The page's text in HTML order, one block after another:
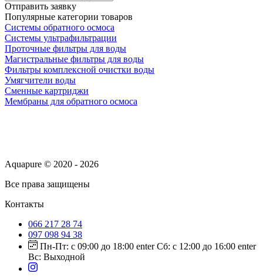
Отправить заявку
Популярные категории товаров
Системы обратного осмоса
Системы ультрафильтрации
Проточные фильтры для воды
Магистральные фильтры для воды
Фильтры комплексной очистки воды
Умягчители воды
Сменные картриджи
Мембраны для обратного осмоса
Aquapure © 2020 - 2026
Все права защищены
Контакты
066 217 28 74
097 098 94 38
Пн-Пт: с 09:00 до 18:00 enter Сб: с 12:00 до 16:00 enter
Вс: Выходной